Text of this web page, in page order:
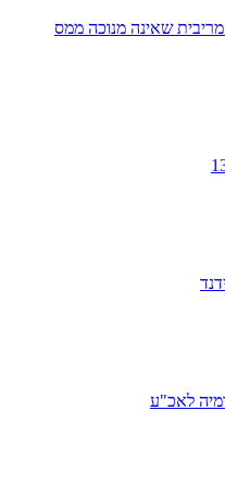
מריבית שאינה מנוכה ממס